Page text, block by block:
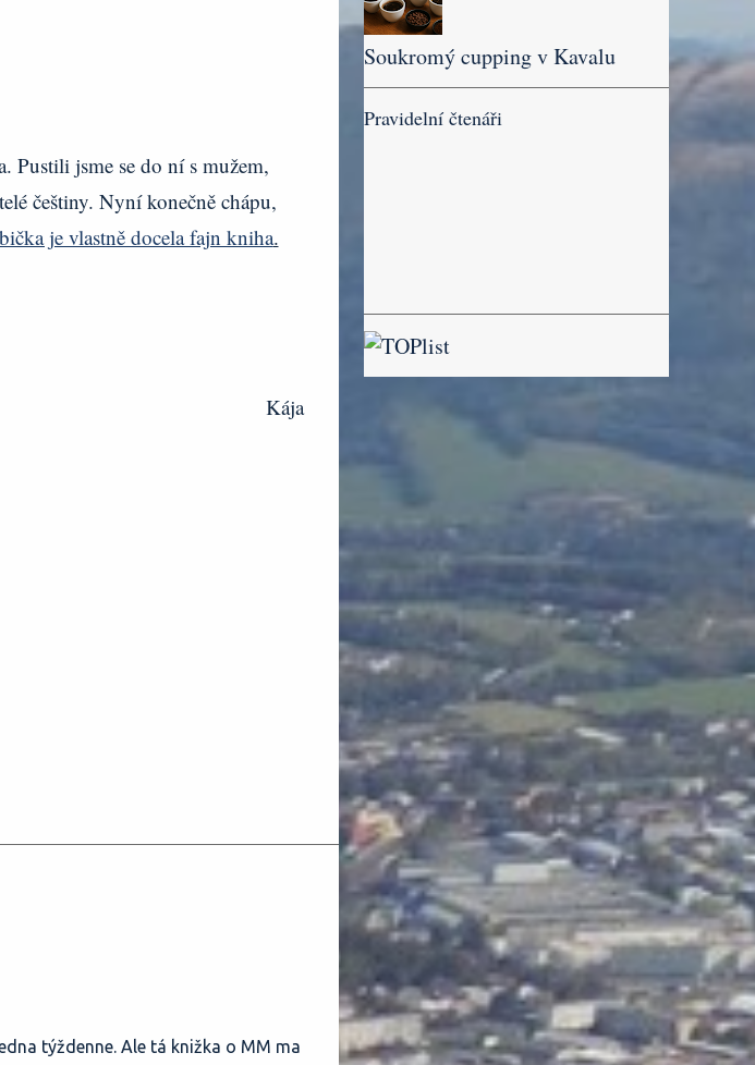
Pustili jsme se do ní s mužem,
češtiny. Nyní konečně chápu,
je vlastně docela fajn kniha.
Kája
týždenne. Ale tá knižka o MM ma
Soukromý cupping v Kavalu
Pravidelní čtenáři